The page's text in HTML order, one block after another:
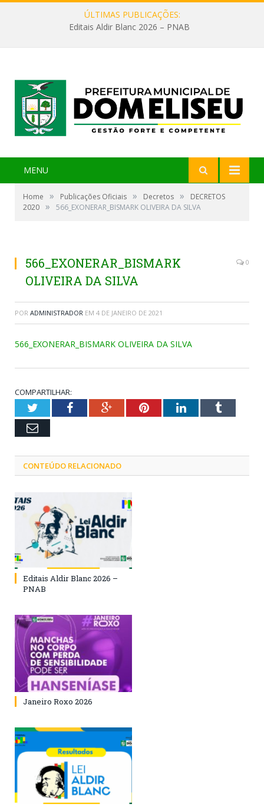
ÚLTIMAS PUBLICAÇÕES:
Editais Aldir Blanc 2026 – PNAB
MENU
Home » Publicações Oficiais » Decretos »
DECRETOS
2020 » 566_EXONERAR_BISMARK OLIVEIRA DA SILVA
566_EXONERAR_BISMARK
OLIVEIRA DA SILVA
0
POR ADMINISTRADOR EM 4 DE JANEIRO DE 2021
566_EXONERAR_BISMARK OLIVEIRA DA SILVA
COMPARTILHAR:
TwitterFacebookGoogle+PinterestLinkedInTumblr
Email
CONTEÚDO RELACIONADO
Editais Aldir Blanc 2026 –
PNAB
Janeiro Roxo 2026